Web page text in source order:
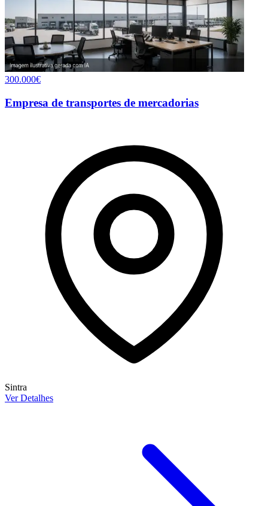
300.000€
Empresa de transportes de mercadorias
Sintra
Ver Detalhes